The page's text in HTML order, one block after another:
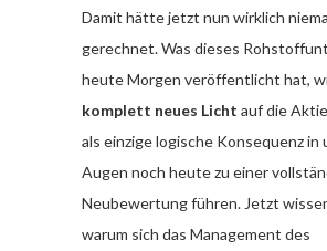
Damit hätte jetzt nun wirklich
gerechnet. Was dieses
heute Morgen veröffentlicht hat,
komplett neues Licht auf die
als einzige logische Konsequenz in
Augen noch heute zu einer
Neubewertung führen. Jetzt
warum sich das Management des